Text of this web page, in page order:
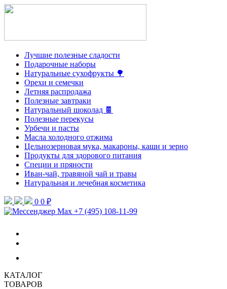
Лучшие полезные сладости
Подарочные наборы
Натуральные сухофрукты 🌳
Орехи и семечки
Летняя распродажа
Полезные завтраки
Натуральный шоколад 🍫
Полезные перекусы
Урбечи и пасты
Масла холодного отжима
Цельнозерновая мука, макароны, каши и зерно
Продукты для здорового питания
Специи и пряности
Иван-чай, травяной чай и травы
Натуральная и лечебная косметика
0 0 ₽
+7 (495) 108-11-99
КАТАЛОГ
ТОВАРОВ